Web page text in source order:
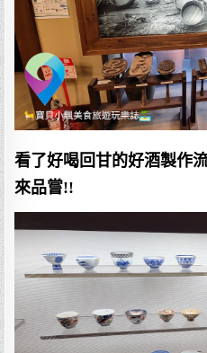
看了好喝回甘的好酒製作
來品嘗!!